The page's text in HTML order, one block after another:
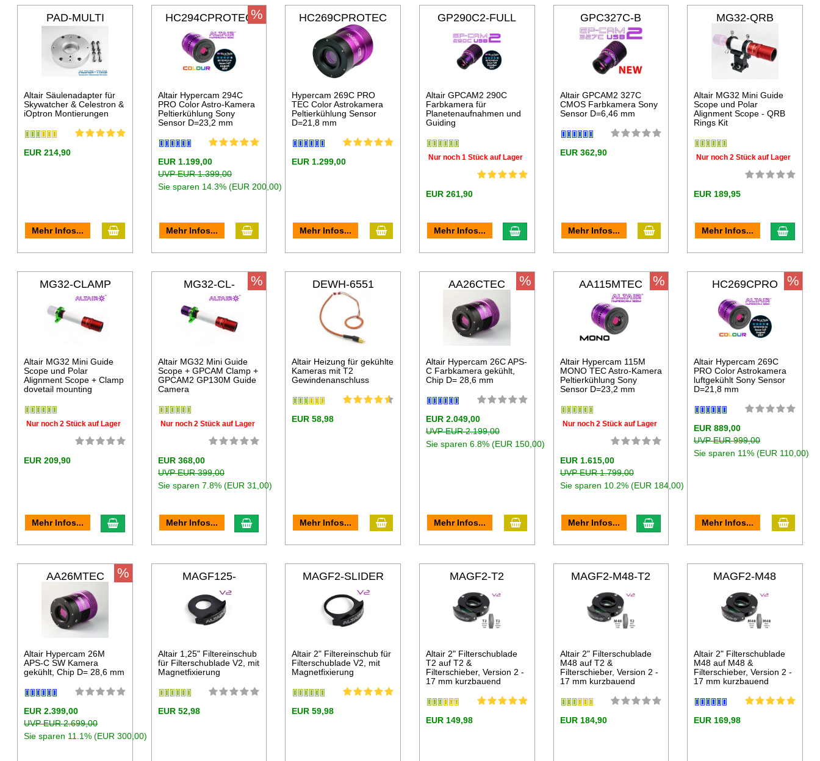
PAD-MULTI
Altair Säulenadapter für
Skywatcher & Celestron &
iOptron Montierungen
EUR 214,90
Mehr Infos...
HC294CPROTEC
Altair Hypercam 294C
PRO Color Astro-Kamera
Peltierkühlung Sony
Sensor D=23,2 mm
EUR 1.199,00
UVP EUR 1.399,00
Sie sparen 14.3% (EUR 200,00)
Mehr Infos...
% HC269CPROTEC
Hypercam 269C PRO
TEC Color Astrokamera
Peltierkühlung Sensor
D=21,8 mm
EUR 1.299,00
Mehr Infos...
GP290C2-FULL
Altair GPCAM2 290C
Farbkamera für
Planetenaufnahmen und
Guiding
Nur noch 1 Stück auf Lager
EUR 261,90
Mehr Infos...
GPC327C-B
Altair GPCAM2 327C
CMOS Farbkamera Sony
Sensor D=6,46 mm
EUR 362,90
Mehr Infos...
MG32-QRB
Altair MG32 Mini Guide
Scope und Polar
Alignment Scope - QRB
Rings Kit
Nur noch 2 Stück auf Lager
EUR 189,95
Mehr Infos...
MG32-CLAMP
Altair MG32 Mini Guide
Scope und Polar
Alignment Scope + Clamp
dovetail mounting
Nur noch 2 Stück auf Lager
EUR 209,90
Mehr Infos...
MG32-CL-
GP130M
Altair MG32 Mini Guide
Scope + GPCAM Clamp +
GPCAM2 GP130M Guide
Camera
Nur noch 2 Stück auf Lager
EUR 368,00
UVP EUR 399,00
Sie sparen 7.8% (EUR 31,00)
Mehr Infos...
% DEWH-6551
Altair Heizung für gekühlte
Kameras mit T2
Gewindenanschluss
EUR 58,98
Mehr Infos...
AA26CTEC
Altair Hypercam 26C APS-
C Farbkamera gekühlt,
Chip D= 28,6 mm
EUR 2.049,00
UVP EUR 2.199,00
Sie sparen 6.8% (EUR 150,00)
Mehr Infos...
% AA115MTEC
Altair Hypercam 115M
MONO TEC Astro-Kamera
Peltierkühlung Sony
Sensor D=23,2 mm
Nur noch 2 Stück auf Lager
EUR 1.615,00
UVP EUR 1.799,00
Sie sparen 10.2% (EUR 184,00)
Mehr Infos...
% HC269CPRO
Altair Hypercam 269C
PRO Color Astrokamera
luftgekühlt Sony Sensor
D=21,8 mm
EUR 889,00
UVP EUR 999,00
Sie sparen 11% (EUR 110,00)
Mehr Infos...
%
AA26MTEC
Altair Hypercam 26M
APS-C SW Kamera
gekühlt, Chip D= 28,6 mm
EUR 2.399,00
UVP EUR 2.699,00
Sie sparen 11.1% (EUR 300,00)
%
MAGF125-
SLIDER
Altair 1,25" Filtereinschub
für Filterschublade V2, mit
Magnetfixierung
EUR 52,98
MAGF2-SLIDER
Altair 2" Filtereinschub für
Filterschublade V2, mit
Magnetfixierung
EUR 59,98
MAGF2-T2
Altair 2" Filterschublade
T2 auf T2 &
Filterschieber, Version 2 -
17 mm kurzbauend
EUR 149,98
MAGF2-M48-T2
Altair 2" Filterschublade
M48 auf T2 &
Filterschieber, Version 2 -
17 mm kurzbauend
EUR 184,90
MAGF2-M48
Altair 2" Filterschublade
M48 auf M48 &
Filterschieber, Version 2 -
17 mm kurzbauend
EUR 169,98